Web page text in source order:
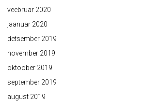
veebruar 2020
jaanuar 2020
detsember 2019
november 2019
oktoober 2019
september 2019
august 2019